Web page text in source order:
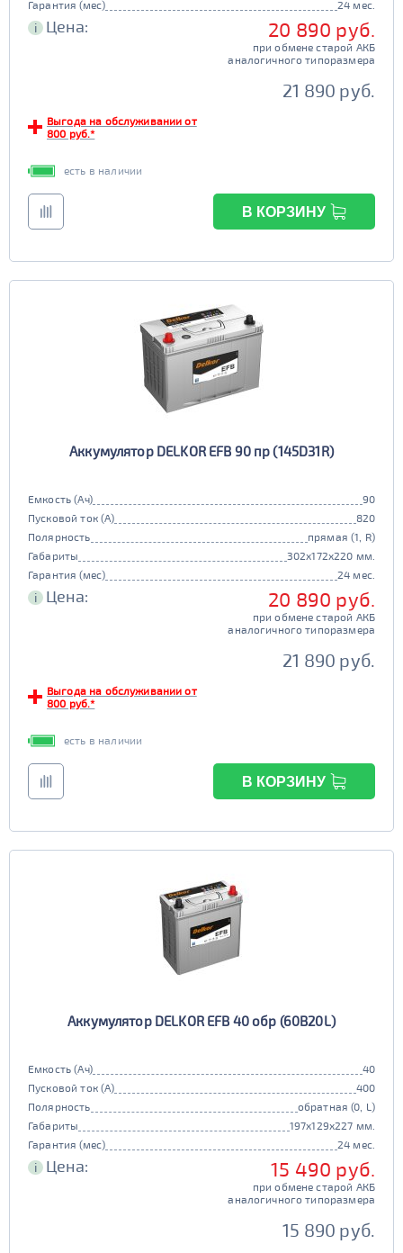
Гарантия (мес) 24 мес.
i Цена: 20 890 руб.
при обмене старой АКБ
аналогичного типоразмера
21 890 руб.
Выгода на обслуживании от
800 руб.*
есть в наличии
В КОРЗИНУ
Аккумулятор DELKOR EFB 90 пр (145D31R)
Емкость (Ач)
90
Пусковой ток (А)
820
Полярность
прямая (1, R)
Габариты
302x172x220 мм.
Гарантия (мес)
24 мес.
i Цена: 20 890 руб.
при обмене старой АКБ
аналогичного типоразмера
21 890 руб.
Выгода на обслуживании от
800 руб.*
есть в наличии
В КОРЗИНУ
Аккумулятор DELKOR EFB 40 обр (60B20L)
Емкость (Ач)
40
Пусковой ток (А)
400
Полярность
обратная (0, L)
Габариты
197x129x227 мм.
Гарантия (мес)
24 мес.
i Цена: 15 490 руб.
при обмене старой АКБ
аналогичного типоразмера
15 890 руб.